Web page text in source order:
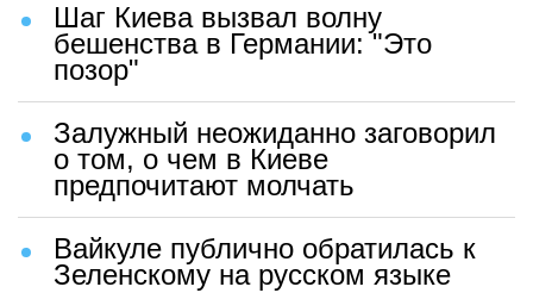
Шаг Киева вызвал волну
бешенства в Германии: "Это
позор"
Залужный неожиданно заговорил
о том, о чем в Киеве
предпочитают молчать
Вайкуле публично обратилась к
Зеленскому на русском языке